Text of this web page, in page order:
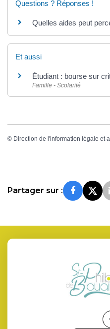
Questions ? Réponses !
Quelles aides peut
Et aussi
Étudiant : bourse sur
Famille - Scolarité
© Direction de l'information légale et
Partager sur :